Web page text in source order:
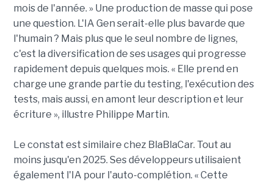
mois de l'année. » Une production de masse qui pose
une question. L'IA Gen serait-elle plus bavarde que
l'humain ? Mais plus que le seul nombre de lignes,
c'est la diversification de ses usages qui progresse
rapidement depuis quelques mois. « Elle prend en
charge une grande partie du testing, l'exécution des
tests, mais aussi, en amont leur description et leur
écriture », illustre Philippe Martin.
Le constat est similaire chez BlaBlaCar. Tout au
moins jusqu'en 2025. Ses développeurs utilisaient
également l'IA pour l'auto-complétion. « Cette